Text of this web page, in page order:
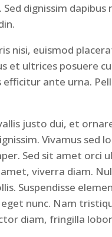
dignissim dapibus
nisi, euismod
et ultrices posuere
efficitur ante urna.
justo dui, et
Vivamus sed
Sed sit amet orci
viverra diam.
Suspendisse
nunc. Nam
diam, fringilla